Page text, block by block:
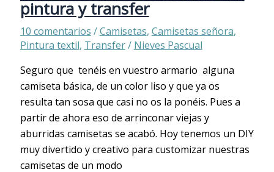
pintura y transfer
10 comentarios /Camisetas, Camisetas señora,
Pintura textil, Transfer/ Nieves Pascual
Seguro que tenéis en vuestro armario alguna
camiseta básica, de un color liso y que ya os
resulta tan sosa que casi no os la ponéis. Pues a
partir de ahora eso de arrinconar viejas y
aburridas camisetas se acabó. Hoy tenemos un DIY
muy divertido y creativo para customizar nuestras
camisetas de un modo